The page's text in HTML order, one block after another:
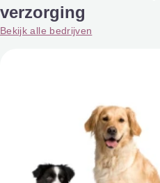
verzorging
Bekijk alle bedrijven